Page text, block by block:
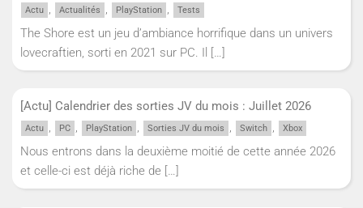
Actu , Actualités , PlayStation , Tests
The Shore est un jeu d’ambiance horrifique dans un univers
lovecraftien, sorti en 2021 sur PC. Il […]
[Actu] Calendrier des sorties JV du mois : Juillet 2026
Actu , PC , PlayStation , Sorties JV du mois , Switch , Xbox
Nous entrons dans la deuxième moitié de cette année 2026
et celle-ci est déjà riche de […]